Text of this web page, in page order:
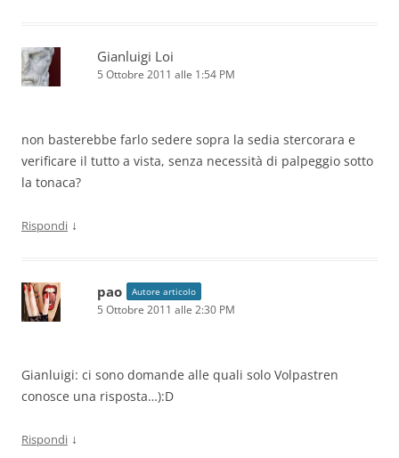
Gianluigi Loi
5 Ottobre 2011 alle 1:54 PM
non basterebbe farlo sedere sopra la sedia stercorara e
verificare il tutto a vista, senza necessità di palpeggio sotto
la tonaca?
Rispondi ↓
pao Autore articolo
5 Ottobre 2011 alle 2:30 PM
Gianluigi: ci sono domande alle quali solo Volpastren
conosce una risposta…):D
Rispondi ↓